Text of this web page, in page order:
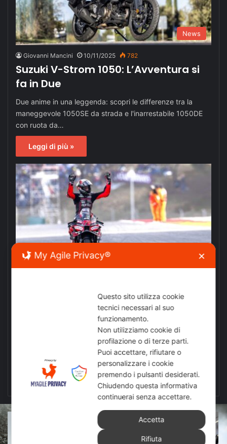
News
Giovanni Mancini 10/11/2025 782
Suzuki V-Strom 1050: L’Avventura si
fa in Due
Due anime in una leggenda: scopri le differenze tra la
maneggevole 1050SE da strada e l'inarrestabile 1050DE
con ruota da…
Leggi di più »
MotoGP del Portogallo 2025, vittoria
di Bezzecchi, risultati e classifiche
Bezzecchi ha conquistato la vittoria a Portimão,
confermandosi protagonista del campionato di MotoGP.
Ecco i risultati e la classifica del…
Leggi di più »
My Agile Privacy® ✕
Questo sito utilizza cookie
tecnici necessari al suo
funzionamento.
Non utilizziamo cookie di
profilazione o di terze parti.
Puoi accettare, rifiutare o
personalizzare i cookie
premendo i pulsanti desiderati.
Chiudendo questa informativa
continuerai senza accettare.
Accetta
Rifiuta